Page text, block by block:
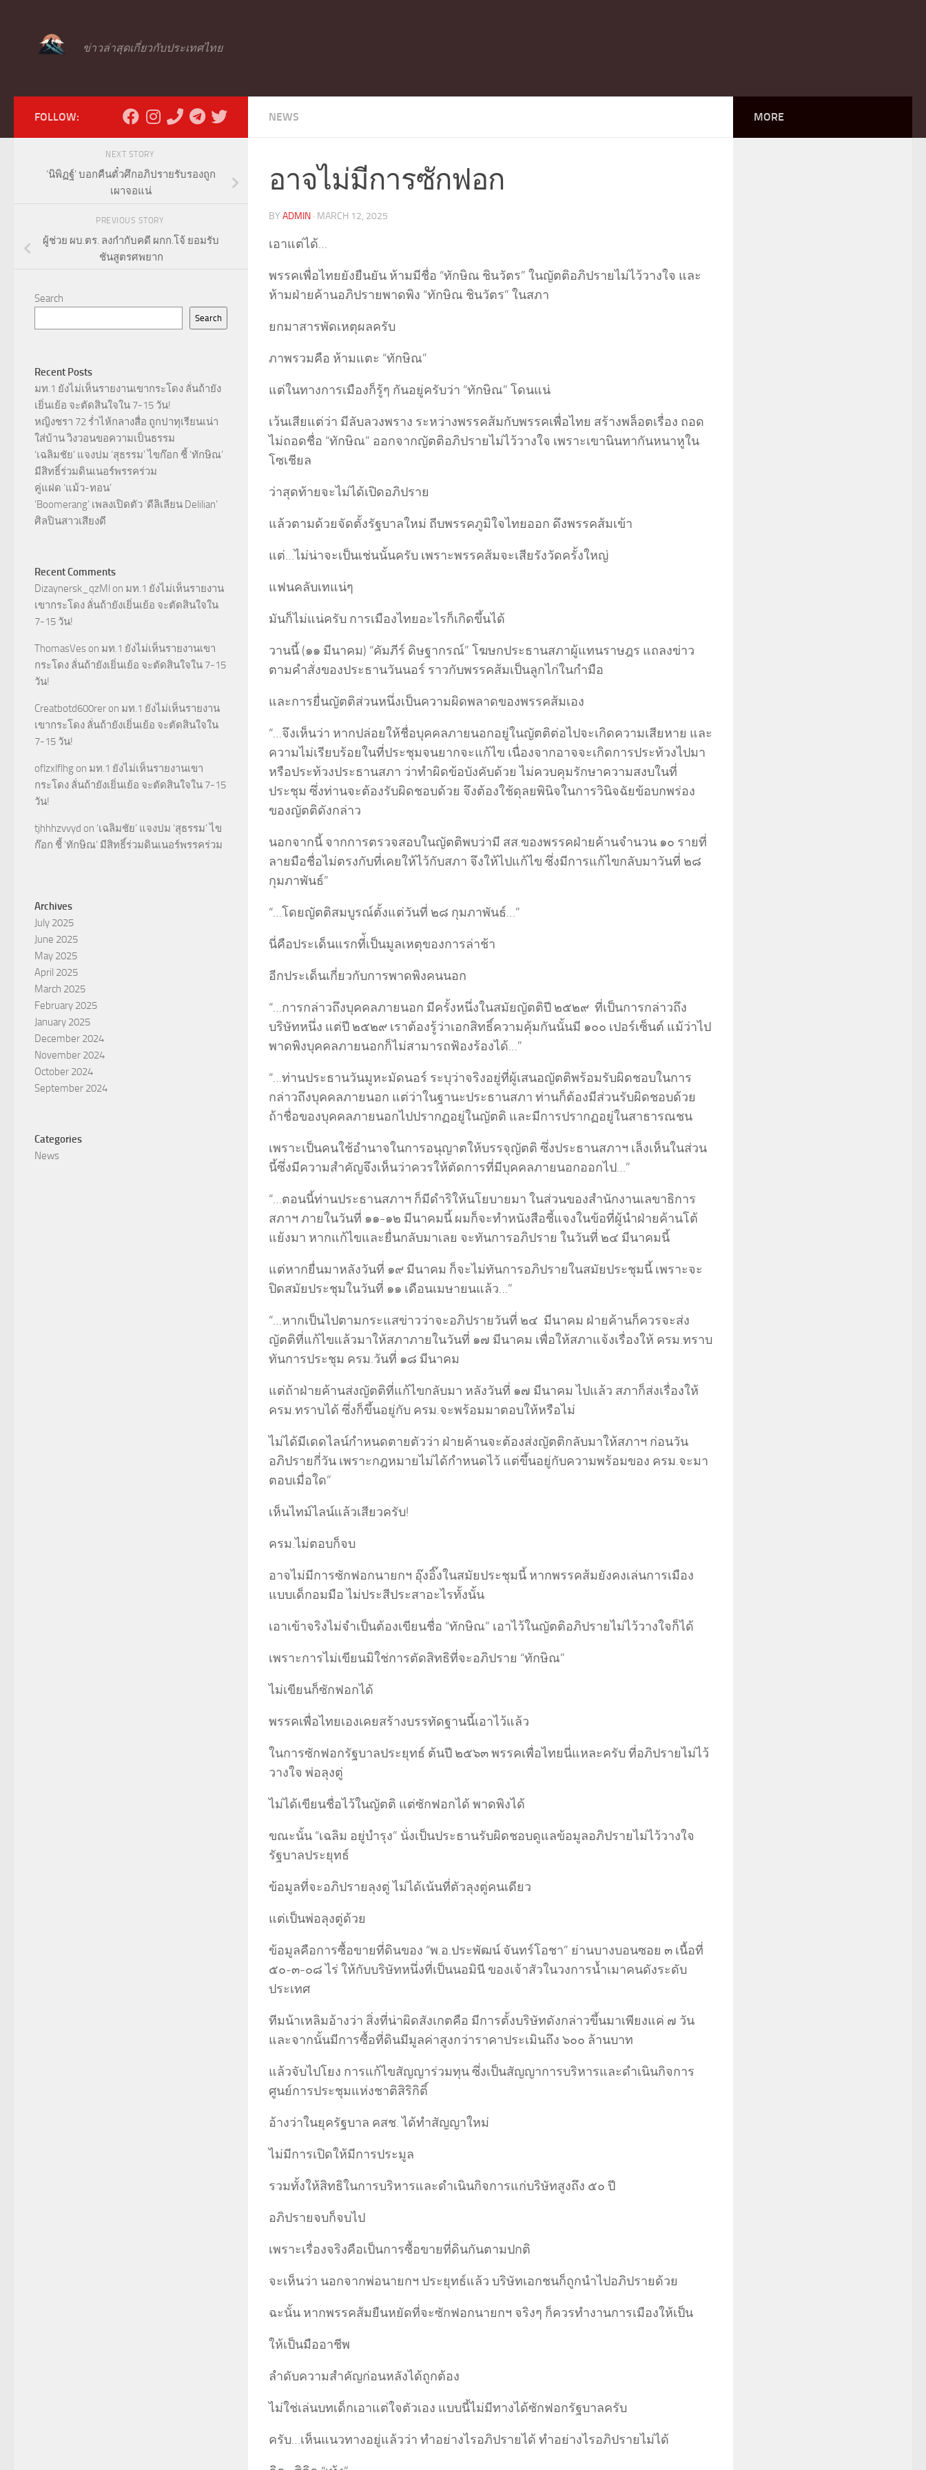
ข่าวล่าสุดเกี่ยวกับประเทศไทย
NEWS
อาจไม่มีการซักฟอก
BY ADMIN · MARCH 12, 2025
เอาแต่ได้…
พรรคเพื่อไทยยังยืนยัน ห้ามมีชื่อ “ทักษิณ ชินวัตร” ในญัตติอภิปรายไม่ไว้วางใจ และ
ห้ามฝ่ายค้านอภิปรายพาดพิง “ทักษิณ ชินวัตร” ในสภา
ยกมาสารพัดเหตุผลครับ
ภาพรวมคือ ห้ามแตะ “ทักษิณ”
แต่ในทางการเมืองก็รู้ๆ กันอยู่ครับว่า “ทักษิณ” โดนแน่
เว้นเสียแต่ว่า มีลับลวงพราง ระหว่างพรรคส้มกับพรรคเพื่อไทย สร้างพล็อตเรื่อง ถอด
ไม่ถอดชื่อ “ทักษิณ” ออกจากญัตติอภิปรายไม่ไว้วางใจ เพราะเขานินทากันหนาหูใน
โซเชียล
ว่าสุดท้ายจะไม่ได้เปิดอภิปราย
แล้วตามด้วยจัดตั้งรัฐบาลใหม่ ถีบพรรคภูมิใจไทยออก ดึงพรรคส้มเข้า
แต่…ไม่น่าจะเป็นเช่นนั้นครับ เพราะพรรคส้มจะเสียรังวัดครั้งใหญ่
แฟนคลับเทแน่ๆ
มันก็ไม่แน่ครับ การเมืองไทยอะไรก็เกิดขึ้นได้
วานนี้ (๑๑ มีนาคม) “คัมภีร์ ดิษฐากรณ์” โฆษกประธานสภาผู้แทนราษฎร แถลงข่าว
ตามคำสั่งของประธานวันนอร์ ราวกับพรรคส้มเป็นลูกไก่ในกำมือ
และการยื่นญัตติส่วนหนึ่งเป็นความผิดพลาดของพรรคส้มเอง
“…จึงเห็นว่า หากปล่อยให้ชื่อบุคคลภายนอกอยู่ในญัตติต่อไปจะเกิดความเสียหาย และ
ความไม่เรียบร้อยในที่ประชุมจนยากจะแก้ไข เนื่องจากอาจจะเกิดการประท้วงไปมา
หรือประท้วงประธานสภา ว่าทำผิดข้อบังคับด้วย ไม่ควบคุมรักษาความสงบในที่
ประชุม ซึ่งท่านจะต้องรับผิดชอบด้วย จึงต้องใช้ดุลยพินิจในการวินิจฉัยข้อบกพร่อง
ของญัตติดังกล่าว
นอกจากนี้ จากการตรวจสอบในญัตติพบว่ามี สส.ของพรรคฝ่ายค้านจำนวน ๑๐ รายที่
ลายมือชื่อไม่ตรงกับที่เคยให้ไว้กับสภา จึงให้ไปแก้ไข ซึ่งมีการแก้ไขกลับมาวันที่ ๒๘
กุมภาพันธ์”
“…โดยญัตติสมบูรณ์ตั้งแต่วันที่ ๒๘ กุมภาพันธ์…”
นี่คือประเด็นแรกที่้เป็นมูลเหตุของการล่าช้า
อีกประเด็นเกี่ยวกับการพาดพิงคนนอก
“…การกล่าวถึงบุคคลภายนอก มีครั้งหนึ่งในสมัยญัตติปี ๒๕๒๙ ที่เป็นการกล่าวถึง
บริษัทหนึ่ง แต่ปี ๒๕๒๙ เราต้องรู้ว่าเอกสิทธิ์ความคุ้มกันนั้นมี ๑๐๐ เปอร์เซ็นต์ แม้ว่าไป
พาดพิงบุคคลภายนอกก็ไม่สามารถฟ้องร้องได้…”
“…ท่านประธานวันมูหะมัดนอร์ ระบุว่าจริงอยู่ที่ผู้เสนอญัตติพร้อมรับผิดชอบในการ
กล่าวถึงบุคคลภายนอก แต่ว่าในฐานะประธานสภา ท่านก็ต้องมีส่วนรับผิดชอบด้วย
ถ้าชื่อของบุคคลภายนอกไปปรากฏอยู่ในญัตติ และมีการปรากฏอยู่ในสาธารณชน
เพราะเป็นคนใช้อำนาจในการอนุญาตให้บรรจุญัตติ ซึ่งประธานสภาฯ เล็งเห็นในส่วน
นี้ซึ่งมีความสำคัญจึงเห็นว่าควรให้ตัดการที่มีบุคคลภายนอกออกไป…”
“…ตอนนี้ท่านประธานสภาฯ ก็มีดำริให้นโยบายมา ในส่วนของสำนักงานเลขาธิการ
สภาฯ ภายในวันที่ ๑๑-๑๒ มีนาคมนี้ ผมก็จะทำหนังสือชี้แจงในข้อที่ผู้นำฝ่ายค้านโต้
แย้งมา หากแก้ไขและยื่นกลับมาเลย จะทันการอภิปราย ในวันที่ ๒๔ มีนาคมนี้
แต่หากยื่นมาหลังวันที่ ๑๙ มีนาคม ก็จะไม่ทันการอภิปรายในสมัยประชุมนี้ เพราะจะ
ปิดสมัยประชุมในวันที่ ๑๑ เดือนเมษายนแล้ว…”
“…หากเป็นไปตามกระแสข่าวว่าจะอภิปรายวันที่ ๒๔ มีนาคม ฝ่ายค้านก็ควรจะส่ง
ญัตติที่แก้ไขแล้วมาให้สภาภายในวันที่ ๑๗ มีนาคม เพื่อให้สภาแจ้งเรื่องให้ ครม.ทราบ
ทันการประชุม ครม.วันที่ ๑๘ มีนาคม
แต่ถ้าฝ่ายค้านส่งญัตติที่แก้ไขกลับมา หลังวันที่ ๑๗ มีนาคม ไปแล้ว สภาก็ส่งเรื่องให้
ครม.ทราบได้ ซึ่งก็ขึ้นอยู่กับ ครม.จะพร้อมมาตอบให้หรือไม่
ไม่ได้มีเดดไลน์กำหนดตายตัวว่า ฝ่ายค้านจะต้องส่งญัตติกลับมาให้สภาฯ ก่อนวัน
อภิปรายกี่วัน เพราะกฎหมายไม่ได้กำหนดไว้ แต่ขึ้นอยู่กับความพร้อมของ ครม.จะมา
ตอบเมื่อใด”
เห็นไทม์ไลน์แล้วเสียวครับ!
ครม.ไม่ตอบก็จบ
อาจไม่มีการซักฟอกนายกฯ อุ๊งอิ๊งในสมัยประชุมนี้ หากพรรคส้มยังคงเล่นการเมือง
แบบเด็กอมมือ ไม่ประสีประสาอะไรทั้งนั้น
เอาเข้าจริงไม่จำเป็นต้องเขียนชื่อ “ทักษิณ” เอาไว้ในญัตติอภิปรายไม่ไว้วางใจก็ได้
เพราะการไม่เขียนมิใช่การตัดสิทธิที่จะอภิปราย “ทักษิณ”
ไม่เขียนก็ซักฟอกได้
พรรคเพื่อไทยเองเคยสร้างบรรทัดฐานนี้เอาไว้แล้ว
ในการซักฟอกรัฐบาลประยุทธ์ ต้นปี ๒๕๖๓ พรรคเพื่อไทยนี่แหละครับ ที่อภิปรายไม่ไว้
วางใจ พ่อลุงตู่
ไม่ได้เขียนชื่อไว้ในญัตติ แต่ซักฟอกได้ พาดพิงได้
ขณะนั้น “เฉลิม อยู่บำรุง” นั่งเป็นประธานรับผิดชอบดูแลข้อมูลอภิปรายไม่ไว้วางใจ
รัฐบาลประยุทธ์
ข้อมูลที่จะอภิปรายลุงตู่ ไม่ได้เน้นที่ตัวลุงตู่คนเดียว
แต่เป็นพ่อลุงตู่ด้วย
ข้อมูลคือการซื้อขายที่ดินของ “พ.อ.ประพัฒน์ จันทร์โอชา” ย่านบางบอนซอย ๓ เนื้อที่
๕๐-๓-๐๘ ไร่ ให้กับบริษัทหนึ่งที่เป็นนอมินี ของเจ้าสัวในวงการน้ำเมาคนดังระดับ
ประเทศ
ทีมน้าเหลิมอ้างว่า สิ่งที่น่าผิดสังเกตคือ มีการตั้งบริษัทดังกล่าวขึ้นมาเพียงแค่ ๗ วัน
และจากนั้นมีการซื้อที่ดินมีมูลค่าสูงกว่าราคาประเมินถึง ๖๐๐ ล้านบาท
แล้วจับไปโยง การแก้ไขสัญญาร่วมทุน ซึ่งเป็นสัญญาการบริหารและดำเนินกิจการ
ศูนย์การประชุมแห่งชาติสิริกิติ์
อ้างว่าในยุครัฐบาล คสช. ได้ทำสัญญาใหม่
ไม่มีการเปิดให้มีการประมูล
รวมทั้งให้สิทธิในการบริหารและดำเนินกิจการแก่บริษัทสูงถึง ๕๐ ปี
อภิปรายจบก็จบไป
เพราะเรื่องจริงคือเป็นการซื้อขายที่ดินกันตามปกติ
จะเห็นว่า นอกจากพ่อนายกฯ ประยุทธ์แล้ว บริษัทเอกชนก็ถูกนำไปอภิปรายด้วย
ฉะนั้น หากพรรคส้มยืนหยัดที่จะซักฟอกนายกฯ จริงๆ ก็ควรทำงานการเมืองให้เป็น
ให้เป็นมืออาชีพ
ลำดับความสำคัญก่อนหลังได้ถูกต้อง
ไม่ใช่เล่นบทเด็กเอาแต่ใจตัวเอง แบบนี้ไม่มีทางได้ซักฟอกรัฐบาลครับ
ครับ…เห็นแนวทางอยู่แล้วว่า ทำอย่างไรอภิปรายได้ ทำอย่างไรอภิปรายไม่ได้
FOLLOW:
NEXT STORY
‘นิพิฏฐ์’ บอกคืนตั๋วศึกอภิปรายรับรองถูก
เผาจอแน่
PREVIOUS STORY
ผู้ช่วย ผบ.ตร. ลงกำกับคดี ผกก.โจ้ ยอมรับ
ชันสูตรศพยาก
Search
Search
Recent Posts
มท.1 ยังไม่เห็นรายงานเขากระโดง ลั่นถ้ายัง
เยิ่นเย้อ จะตัดสินใจใน 7-15 วัน!
หญิงชรา 72 ร่ำไห้กลางสื่อ ถูกปาทุเรียนเน่า
ใส่บ้าน วิงวอนขอความเป็นธรรม
‘เฉลิมชัย’ แจงปม ‘สุธรรม’ ไขก๊อก ชี้ ‘ทักษิณ’
มีสิทธิ์ร่วมดินเนอร์พรรคร่วม
คู่แฝด ‘แม้ว-ทอน’
‘Boomerang’ เพลงเปิดตัว ‘ดีลิเลียน Delilian’
ศิลปินสาวเสียงดี
Recent Comments
Dizaynersk_qzMl on มท.1 ยังไม่เห็นรายงาน
เขากระโดง ลั่นถ้ายังเยิ่นเย้อ จะตัดสินใจใน
7-15 วัน!
ThomasVes on มท.1 ยังไม่เห็นรายงานเขา
กระโดง ลั่นถ้ายังเยิ่นเย้อ จะตัดสินใจใน 7-15
วัน!
Creatbotd600rer on มท.1 ยังไม่เห็นรายงาน
เขากระโดง ลั่นถ้ายังเยิ่นเย้อ จะตัดสินใจใน
7-15 วัน!
oflzxlflhg on มท.1 ยังไม่เห็นรายงานเขา
กระโดง ลั่นถ้ายังเยิ่นเย้อ จะตัดสินใจใน 7-15
วัน!
tjhhhzvvyd on ‘เฉลิมชัย’ แจงปม ‘สุธรรม’ ไข
ก๊อก ชี้ ‘ทักษิณ’ มีสิทธิ์ร่วมดินเนอร์พรรคร่วม
Archives
July 2025
June 2025
May 2025
April 2025
March 2025
February 2025
January 2025
December 2024
November 2024
October 2024
September 2024
Categories
News
MORE